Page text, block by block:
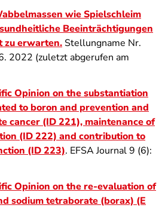
wie Spielschleim
Beeinträchtigungen
zu erwarten. Stellungname Nr.
2022 (zuletzt abgerufen am
Opinion on the substantiation
to boron and prevention and
cancer (ID 221), maintenance of
(ID 222) and contribution to
(ID 223). EFSA Journal 9 (6):
Opinion on the re-evaluation of
sodium tetraborate (borax) (E